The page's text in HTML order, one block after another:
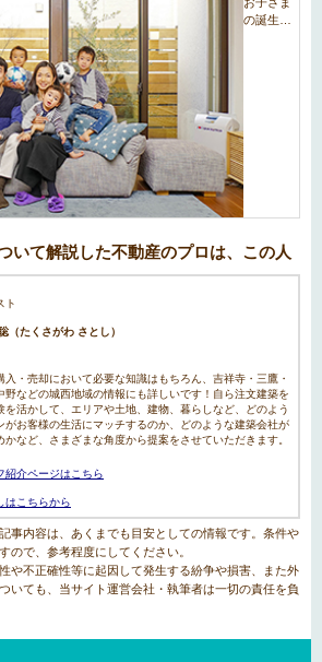
いて解説した不動産のプロは、この人
ト
（たくさがわ さとし）
入・売却において必要な知識はもちろん、吉祥寺・三鷹・
野などの城西地域の情報にも詳しいです！自ら注文建築を
を活かして、エリアや土地、建物、暮らしなど、どのよう
がお客様の生活にマッチするのか、どのような建築会社が
かなど、さまざまな角度から提案をさせていただきます。
紹介ページはこちら
はこちらから
事内容は、あくまでも目安としての情報です。条件や
ので、参考程度にしてください。
や不正確性等に起因して発生する紛争や損害、また外
いても、当サイト運営会社・執筆者は一切の責任を負